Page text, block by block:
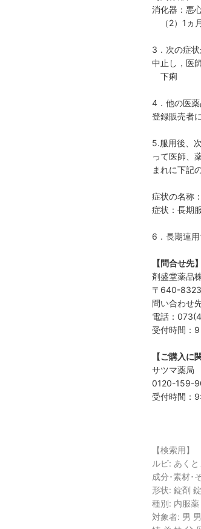
消化器：悪
（2）1ヵ
3．次の症
中止し，医
下痢
4．他の医
登録販売者
5.服用後、
って医師、
まれに下記
症状の名称
症状：長期
6．長期連
【問合せ先】
剤盛堂薬品
〒640-
問い合わせ
電話：
受付時間：
【ご購入に
サツマ薬局
0120-159-
受付時間：
【検索用】
ルビ: あく
成分･素材･
形状: 錠剤
種別: 内服
対象者: 男